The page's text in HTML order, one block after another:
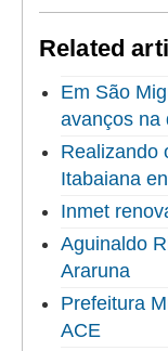
Related
Em São
avanços na
Realizando
Itabaiana
Inmet
Aguinaldo
Araruna
Prefeitura
ACE